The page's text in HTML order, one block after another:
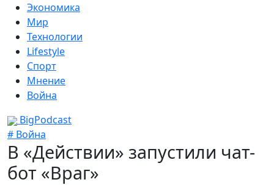
Экономика
Мир
Технологии
Lifestyle
Спорт
Мнение
Война
BigPodcast
# Война
В «Действии» запустили чат-
бот «Враг»